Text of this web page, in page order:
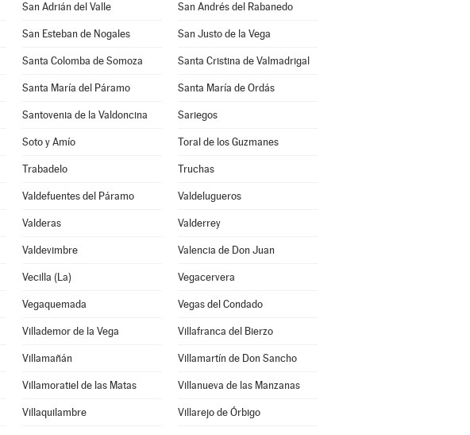
San Adrián del Valle San Andrés del Rabanedo
San Esteban de Nogales San Justo de la Vega
Santa Colomba de Somoza Santa Cristina de Valmadrigal
Santa María del Páramo Santa María de Ordás
Santovenia de la Valdoncina Sariegos
Soto y Amío Toral de los Guzmanes
Trabadelo Truchas
Valdefuentes del Páramo Valdelugueros
Valderas Valderrey
Valdevimbre Valencia de Don Juan
Vecilla (La) Vegacervera
Vegaquemada Vegas del Condado
Villademor de la Vega Villafranca del Bierzo
Villamañán Villamartín de Don Sancho
Villamoratiel de las Matas Villanueva de las Manzanas
Villaquilambre Villarejo de Órbigo